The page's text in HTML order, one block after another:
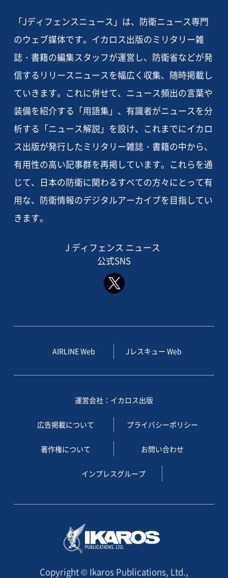
「Jディフェンスニュース」は、防衛ニュース専門
のウェブ媒体です。イカロス出版のミリタリー雑
誌・書籍の編集スタッフが運営し、防衛省などが発
信するリリースニュースを幅広く収集、随時掲載し
ていきます。これに併せて、ニュース頻出の言葉や
装備を紹介する「用語集」、有識者がニュースを分
析する「ニュース解説」を設け、これまでにイカロ
ス出版が発行したミリタリー雑誌・書籍の中から、
有用性の高い記事群を再掲しています。これらを通
じて、日本の防衛に関わるすべての方々にとって有
用な、防衛情報のデジタルアーカイブを目指してい
きます。
J ディフェンス ニュース
公式SNS
AIRLINE Web Jレスキュー Web
運営会社：イカロス出版
広告掲載について プライバシーポリシー
著作権について お問い合わせ
インプレスグループ
Copyright © Ikaros Publications, Ltd.,